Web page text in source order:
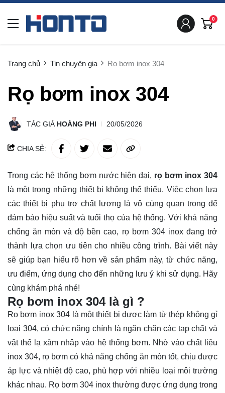
0
Trang chủ Tin chuyên gia Rọ bơm inox 304
Rọ bơm inox 304
TÁC GIẢ HOÀNG PHI 20/05/2026
CHIA SẺ:
Trong các hệ thống bơm nước hiện đại, rọ bơm inox 304
là một trong những thiết bị không thể thiếu. Việc chọn lựa
các thiết bị phụ trợ chất lượng là vô cùng quan trọng để
đảm bảo hiệu suất và tuổi thọ của hệ thống. Với khả năng
chống ăn mòn và độ bền cao, rọ bơm 304 inox đang trở
thành lựa chọn ưu tiên cho nhiều công trình. Bài viết này
sẽ giúp bạn hiểu rõ hơn về sản phẩm này, từ chức năng,
ưu điểm, ứng dụng cho đến những lưu ý khi sử dụng. Hãy
cùng khám phá nhé!
Rọ bơm inox 304 là gì ?
Rọ bơm inox 304 là một thiết bị được làm từ thép không gỉ
loại 304, có chức năng chính là ngăn chặn các tạp chất và
vật thể lạ xâm nhập vào hệ thống bơm. Nhờ vào chất liệu
inox 304, rọ bơm có khả năng chống ăn mòn tốt, chịu được
áp lực và nhiệt độ cao, phù hợp với nhiều loại môi trường
khác nhau. Rọ bơm 304 inox thường được ứng dụng trong